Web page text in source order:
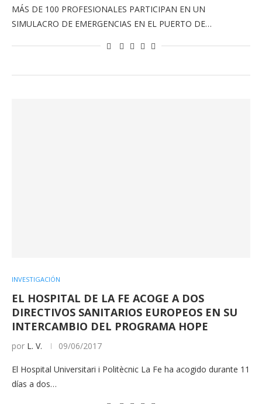
MÁS DE 100 PROFESIONALES PARTICIPAN EN UN
SIMULACRO DE EMERGENCIAS EN EL PUERTO DE…
INVESTIGACIÓN
EL HOSPITAL DE LA FE ACOGE A DOS
DIRECTIVOS SANITARIOS EUROPEOS EN SU
INTERCAMBIO DEL PROGRAMA HOPE
por L. V. 09/06/2017
El Hospital Universitari i Politècnic La Fe ha acogido durante 11
días a dos…